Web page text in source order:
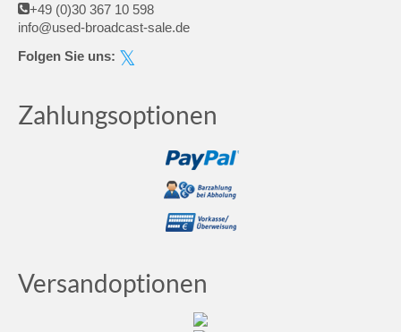
+49 (0)30 367 10 598
info@used-broadcast-sale.de
Folgen Sie uns:
Zahlungsoptionen
Versandoptionen